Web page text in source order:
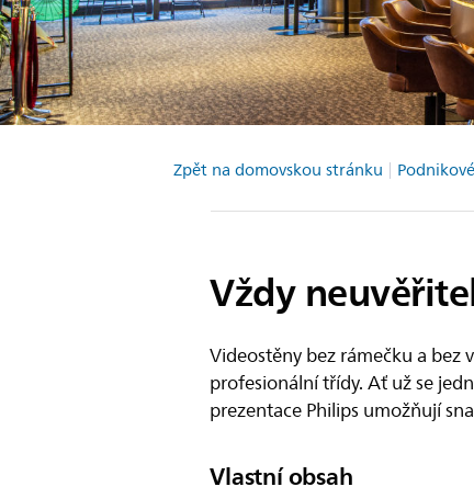
Zpět na domovskou stránku Podnikové
Vždy
Videostěny bez rámečku a bez
profesionální třídy. Ať už se
prezentace Philips umožňují
Vlastní obsah